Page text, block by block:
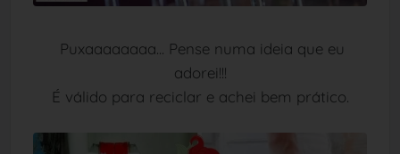
Puxaaaaaaaa... Pense numa ideia que eu
adorei!!!
É válido para reciclar e achei bem prático.